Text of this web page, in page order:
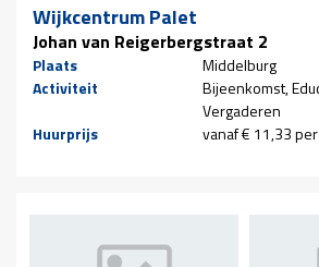
Wijkcentrum Palet
Johan van Reigerbergstraat 2
Plaats
Middelburg
Activiteit
Bijeenkomst,
Vergaderen
Huurprijs
vanaf € 11,33